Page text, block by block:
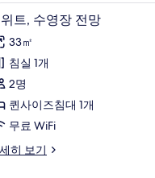
전망
21트, 수영장 전망
33㎡
침실 1개
2명
퀸사이즈침대 1개
무료 WiFi
히 보기